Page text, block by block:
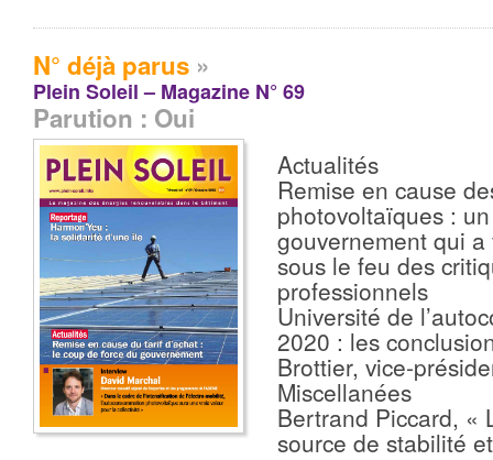
N° déjà parus »
Plein Soleil – Magazine N° 69
Parution : Oui
Actualités
Remise en cause
photovoltaïques :
gouvernement qui
sous le feu des
professionnels
Université de
2020 : les
Brottier, vice-
Miscellanées
Bertrand Piccard, «
source de stabilité